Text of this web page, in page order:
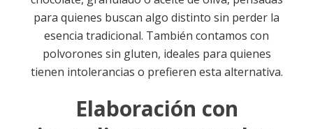
para quienes buscan algo distinto sin perder la
esencia tradicional. También contamos con
polvorones sin gluten, ideales para quienes
tienen intolerancias o prefieren esta alternativa.
Elaboración con